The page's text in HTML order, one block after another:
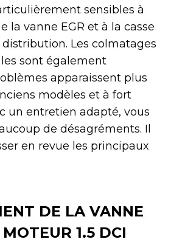
sensibles à
la vanne EGR et à la casse
Les colmatages
sont également
apparaissent plus
modèles et à fort
un entretien adapté, vous
de désagréments. Il
en revue les principaux
DE LA VANNE
1.5 DCI